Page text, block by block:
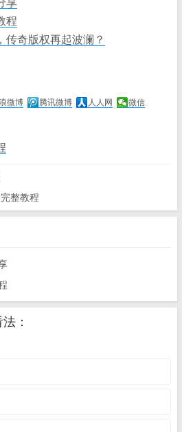
享
程
传奇版权再起波澜？
微博 腾讯微博 人人网
微信
整教程
：